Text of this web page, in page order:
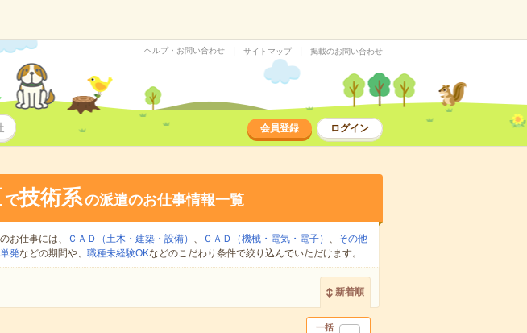
ヘルプ・お問い合わせ サイトマップ 掲載のお問い合わせ
会員登録 ログイン
で技術系の派遣のお仕事情報一覧
お仕事には、 ＣＡＤ（土木・建築・設備） 、 ＣＡＤ（機械・電気・電子） 、
その他
単発などの期間や、 職種未経験OKなどのこだわり条件で絞り込んでいただけます。
新着順
一括